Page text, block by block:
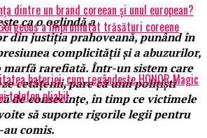
ca o oglindă a
din justiția prahoveană, punând în
complicității și a abuzurilor,
rarefiată. Într-un sistem care
cetățenii, pare că unii polițiști
de consecințe, în timp ce victimele
să suporte rigorile legii pentru
comis.
dintre un brand coreean și unul european?
a împrumutat trăsături coreene
bateriei: cum regândește HONOR Magic
telefon pliabil